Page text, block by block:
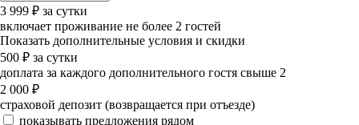
3 999 ₽ за сутки
включает проживание не более 2 гостей
Показать дополнительные условия и скидки
500 ₽ за сутки
доплата за каждого дополнительного гостя свыше 2
2 000 ₽
страховой депозит (возвращается при отъезде)
показывать предложения рядом